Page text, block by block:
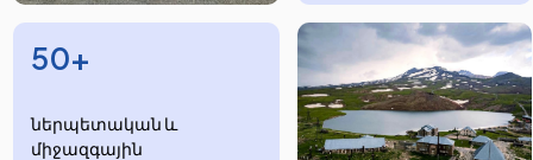
50+
ներպետական և
միջազգային